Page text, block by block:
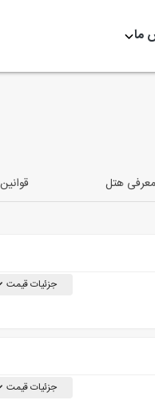
ما
معرفی هتل
جزئیات قیمت
جزئیات قیمت